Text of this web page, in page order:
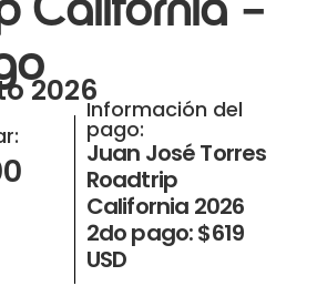
California –
2026Información del
pago:
Juan José Torres
Roadtrip
California 2026
2do pago: $619
USD